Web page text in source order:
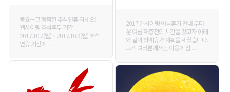
풍요롭고 행복한 추석연휴 되세요!
웹사이팅 추석휴무 기간
2017.10.2(월) ~ 2017.10.9(월) 추석
연휴 기간에 . . .
2017 웹사이팅 여름휴가 안내 무더
운 여름 재충전의 시간을 갖고자 아래
와 같이 하계휴가 계획을 세웠습니다.
고객 여러분께서는 이용에 참 . . .